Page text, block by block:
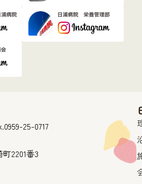
25-0717
2201番3